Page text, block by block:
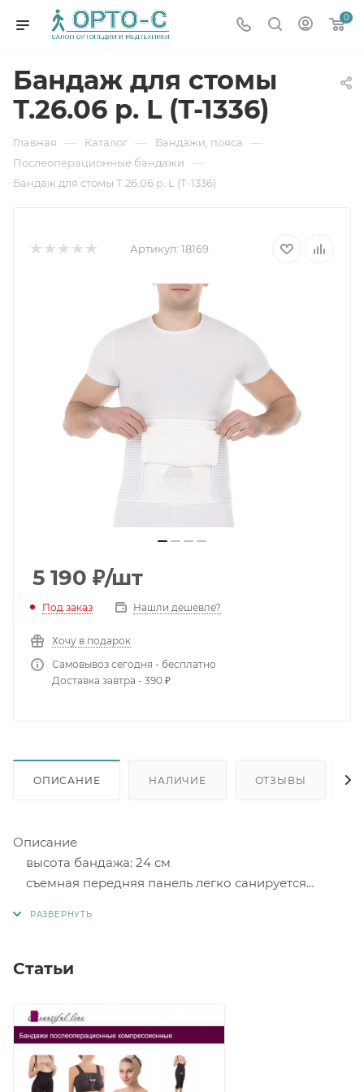
0
Бандаж для стомы
Т.26.06 р. L (Т-1336)
Главная — Каталог — Бандажи, пояса —
Послеоперационные бандажи —
Бандаж для стомы Т.26.06 р. L (Т-1336)
Артикул: 18169
5 190 ₽/шт
Под заказ Нашли дешевле?
Хочу в подарок
Самовывоз сегодня - бесплатно
Доставка завтра - 390 ₽
ОПИСАНИЕ НАЛИЧИЕ ОТЗЫВЫ
Описание
высота бандажа: 24 см
съемная передняя панель легко санируется
калоприемник
Функции:
фиксация передней и боковой брюшной стенки
уменьшение раздражения кожи и зуда вокруг
стомы
Статьи